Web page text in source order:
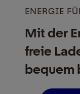
ENERGIE
Mit der
freie
bequem